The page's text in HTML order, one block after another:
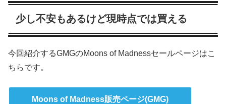
少し不安もあるけど現時点では買える
今回紹介するGMGのMoons of Madnessセールページはこ
ちらです。
Moons of Madness販売ページ(GMG)